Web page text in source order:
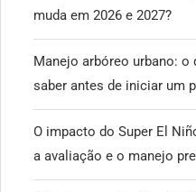
muda em 2026 e 2027?
Manejo arbóreo urbano: o
saber antes de iniciar um
O impacto do Super El
a avaliação e o manejo